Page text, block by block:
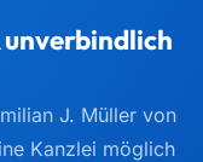
J. Müller von
Kanzlei möglich